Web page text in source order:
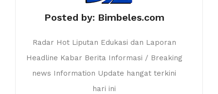
Posted by: Bimbeles.com
Radar Hot Liputan Edukasi dan Laporan
Headline Kabar Berita Informasi / Breaking
news Information Update hangat terkini
hari ini